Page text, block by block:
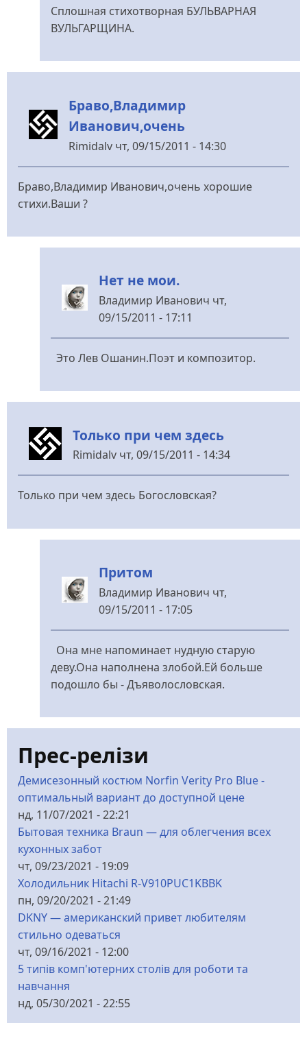
до
Бюторастам
Банды
Тимшенко
-
БЮТ)
Сплошная стихотворная БУЛЬВАРНАЯ
ВУЛЬГАРЩИНА.
Браво,Владимир
Иванович,очень
Rimidalv чт, 09/15/2011 - 14:30
Браво,Владимир Иванович,очень хорошие
стихи.Ваши ?
Нет не мои.
Владимир Иванович чт,
09/15/2011 - 17:11
У
відповідь
Иванович,очень
Rimidalv
Это Лев Ошанин.Поэт и композитор.
Только при чем здесь
Rimidalv чт, 09/15/2011 - 14:34
Только при чем здесь Богословская?
Притом
Владимир Иванович чт,
09/15/2011 - 17:05
У
Только
здесь
Rimidalv
Она мне напоминает нудную старую
деву.Она наполнена злобой.Ей больше
подошло бы - Дъяволословская.
Прес-релізи
Демисезонный костюм Norfin Verity Pro Blue -
оптимальный вариант до доступной цене
нд, 11/07/2021 - 22:21
Бытовая техника Braun — для облегчения всех
кухонных забот
чт, 09/23/2021 - 19:09
Холодильник Hitachi R-V910PUC1KBBK
пн, 09/20/2021 - 21:49
DKNY — американский привет любителям
стильно одеваться
чт, 09/16/2021 - 12:00
5 типів комп'ютерних столів для роботи та
навчання
нд, 05/30/2021 - 22:55